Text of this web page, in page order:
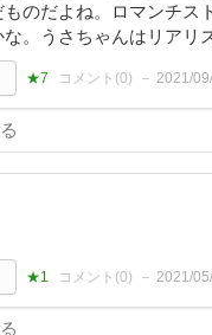
ものだよね。ロマンチス
。うさちゃんはリアリ
★7 コメント(0) 2021/
★1 コメント(0) 2021/